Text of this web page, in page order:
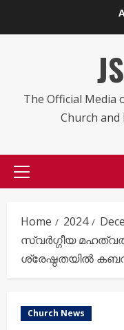
The Official Media
Church and
Primary
Home 2024
സ്വർഗ്ഗീയ
ശ്രേഷ്ഠതയിൽ
Church News